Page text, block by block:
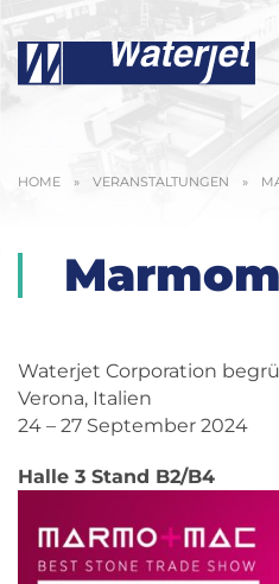
HOME » VERANSTALTUNGEN »
Waterjet Corporation
Verona, Italien
24 – 27 September 2024
Halle 3 Stand B2/B4